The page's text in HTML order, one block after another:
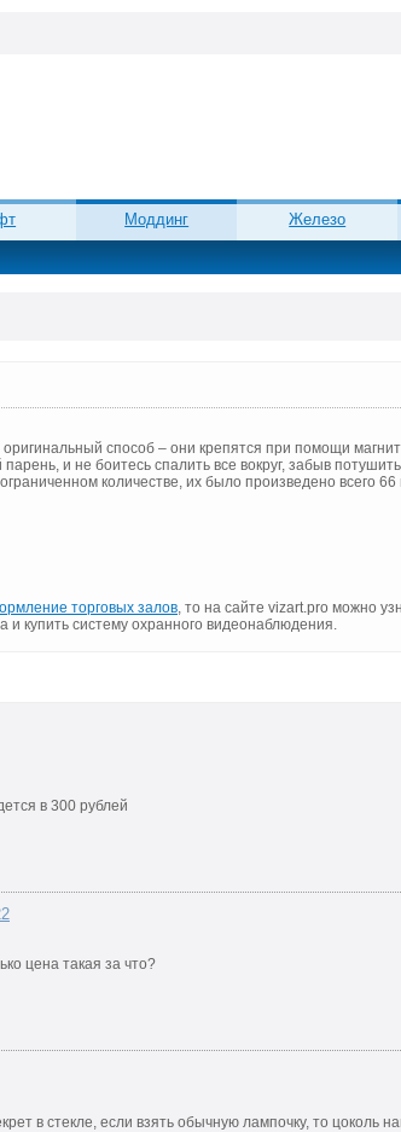
Моддинг Железо
способ – они крепятся при помощи
и не боитесь спалить все вокруг, забыв
количестве, их было произведено всего 66
торговых залов, то на сайте vizart.pro можно
и купить систему охранного видеонаблюдения.
в 300 рублей
цена такая за что?
в стекле, если взять обычную лампочку, то цоколь